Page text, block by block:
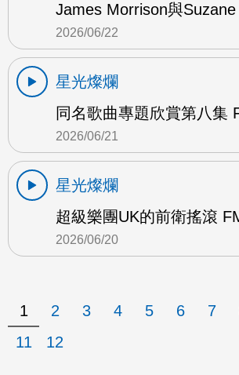
James Morrison與Suzane
2026/06/22
星光燦爛
同名歌曲專題欣賞第八集
2026/06/21
星光燦爛
超級樂團UK的前衛搖滾
2026/06/20
1 2 3 4 5 6 7
11
12